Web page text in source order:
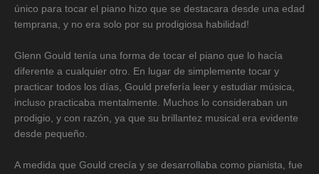
único para tocar el piano hizo que se destacara desde una edad
temprana, y no era solo por su prodigiosa habilidad!
Glenn Gould tenía una forma de tocar el piano que lo hacía
diferente a cualquier otro. En lugar de simplemente tocar y
practicar todos los días, Gould prefería leer y estudiar música,
incluso practicaba mentalmente. Muchos lo consideraban un
prodigio, y con razón, ya que su brillantez musical era evidente
desde pequeño.
A medida que Gould crecía y se desarrollaba como pianista, fue